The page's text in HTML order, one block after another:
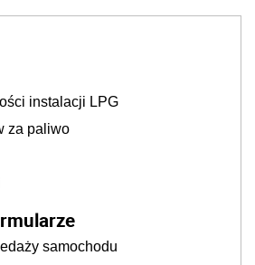
instalacji LPG
za paliwo
samochodu